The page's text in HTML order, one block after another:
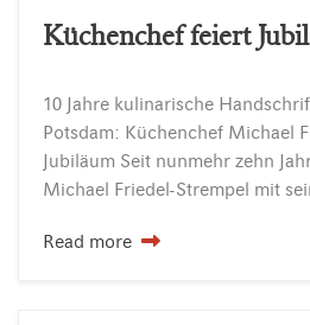
Küchenchef feiert
10 Jahre kulinarische
Potsdam: Küchenchef Michael
Jubiläum Seit nunmehr zehn
Read more